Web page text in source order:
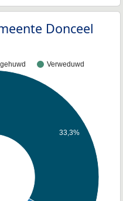
Donceel
Verweduwd
33,3%